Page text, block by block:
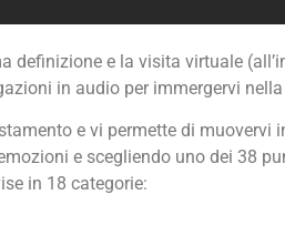
e la visita virtuale
in audio per immergervi
e vi permette di muovervi
e scegliendo uno dei 38
in 18 categorie: